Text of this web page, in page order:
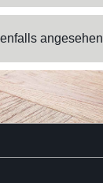
angesehen